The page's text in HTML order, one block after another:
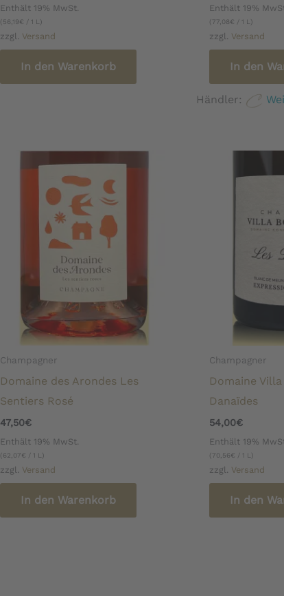
Enthält 19% MwSt.
(56,19€ / 1 L)
zzgl. Versand
In den Warenkorb
Enthält 19% MwSt.
( 77,08€ / 1 L)
zzgl. Versand
In den
Händler:
Champagner
Domaine des Arondes Les
Sentiers Rosé
47,50€
Enthält 19% MwSt.
(62,07€ / 1 L)
zzgl. Versand
In den Warenkorb
Champagner
Domaine
Danaïdes
54,00€
Enthält 19%
( 70,56€ / 1 L)
zzgl. Versand
In den